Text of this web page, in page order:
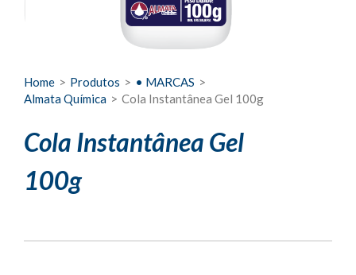
Home > Produtos > • MARCAS >
Almata Química > Cola Instantânea Gel 100g
Cola Instantânea Gel
100g